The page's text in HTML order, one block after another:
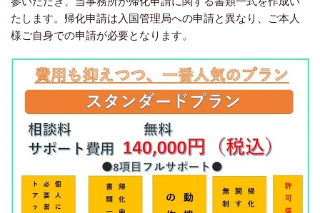
たします。帰化申請は入国管理局への申請と異なり、ご本人
様ご自身での申請が必要となります。